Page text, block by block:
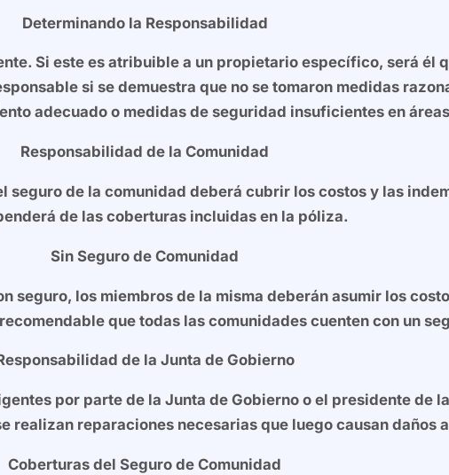
Determinando la Responsabilidad
Si este es atribuible a un propietario específico, será él
si se demuestra que no se tomaron medidas
adecuado o medidas de seguridad insuficientes en
Responsabilidad de la Comunidad
seguro de la comunidad deberá cubrir los costos y las
de las coberturas incluidas en la póliza.
Sin Seguro de Comunidad
seguro, los miembros de la misma deberán asumir los
que todas las comunidades cuenten con un
de la Junta de Gobierno
por parte de la Junta de Gobierno o el presidente de
realizan reparaciones necesarias que luego causan daños
Coberturas del Seguro de Comunidad